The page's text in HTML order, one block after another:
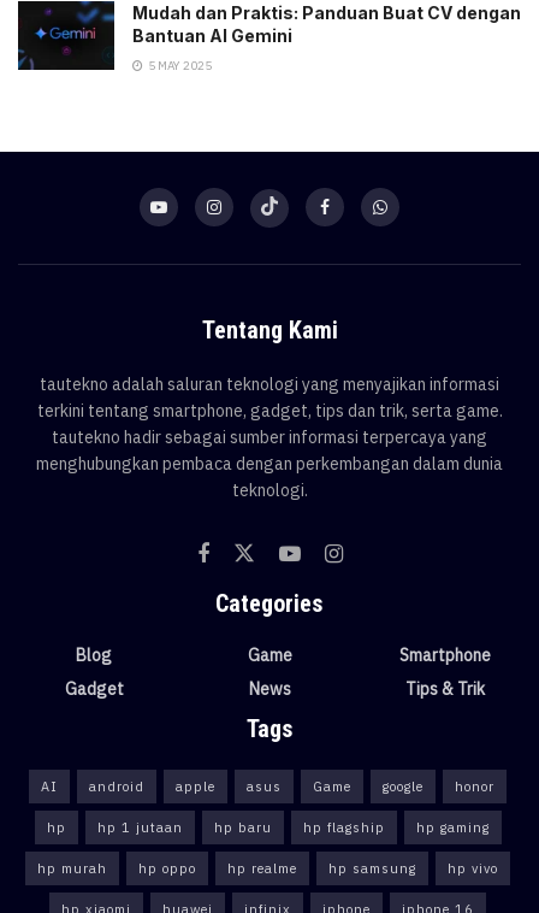
Mudah dan Praktis: Panduan Buat CV dengan
Bantuan AI Gemini
5 MAY 2025
Tentang Kami
tautekno adalah saluran teknologi yang menyajikan informasi
terkini tentang smartphone, gadget, tips dan trik, serta game.
tautekno hadir sebagai sumber informasi terpercaya yang
menghubungkan pembaca dengan perkembangan dalam dunia
teknologi.
Categories
Blog
Gadget
Game
News
Smartphone
Tips & Trik
Tags
AI android apple asus Game google honor
hp hp 1 jutaan hp baru hp flagship hp gaming
hp murah hp oppo hp realme hp samsung hp vivo
hp xiaomi huawei infinix iphone iphone 16